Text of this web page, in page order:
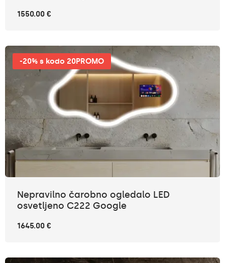
1550.00 €
-20% s kodo 20PROMO
Nepravilno čarobno ogledalo LED
osvetljeno C222 Google
1645.00 €